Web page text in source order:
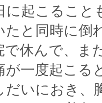
に起こること
たと同時に倒
で休んで、ま
が一度起こる
だいにおき、